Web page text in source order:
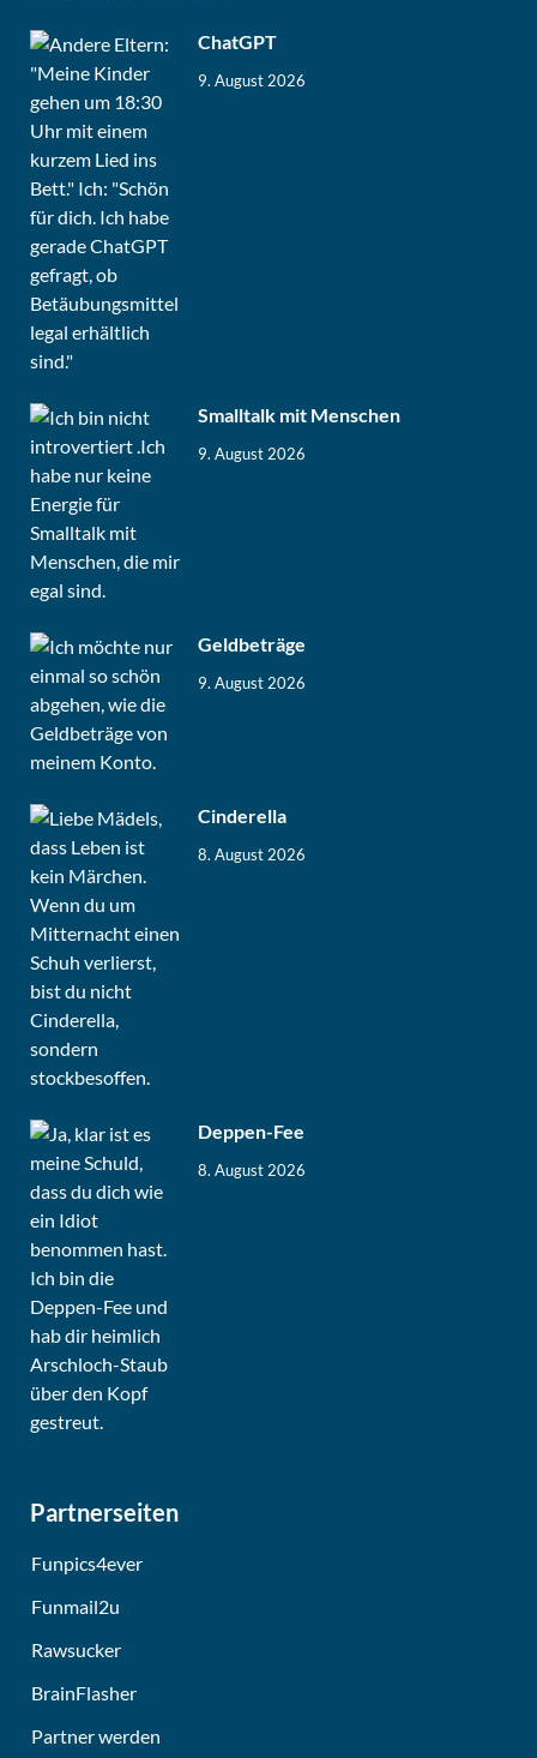
ChatGPT
9. August 2026
Smalltalk mit Menschen
9. August 2026
Geldbeträge
9. August 2026
Cinderella
8. August 2026
Deppen-Fee
8. August 2026
Partnerseiten
Funpics4ever
Funmail2u
Rawsucker
BrainFlasher
Partner werden